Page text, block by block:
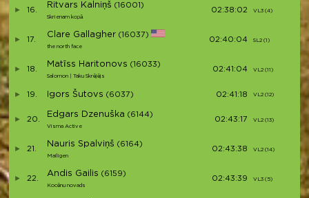
16.
Ritvars Kalniņš (16001)
Skrienam kopā
02:38:02 VL3 (4)
17.
Clare Gallagher (16037)
the north face
02:40:04 SL2 (1)
18.
Matīss Haritonovs (16033)
Salomon | Taku Skrējējs
02:41:04 VL2 (11)
19. Igors Šutovs (6037) 02:41:18 VL2 (12)
20.
Edgars Dzenuška (6144)
Visma Active
02:43:17 VL2 (13)
21.
Nauris Spalviņš (6164)
Mailigen
02:43:38 VL2 (14)
22.
Andis Gailis (6159)
Kocēnu novads
02:43:39 VL3 (5)